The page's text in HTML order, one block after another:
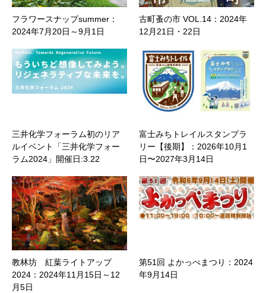
フラワースナップsummer：
2024年7月20日～9月1日
古町蚤の市 VOL.14：2024年
12月21日・22日
三井化学フォーラム初のリア
ルイベント「三井化学フォー
ラム2024」開催日:3.22
富士みちトレイルスタンプラ
リー【後期】：2026年10月1
日〜2027年3月14日
教林坊 紅葉ライトアップ
2024：2024年11月15日～12
月5日
第51回 よかっぺまつり：2024
年9月14日